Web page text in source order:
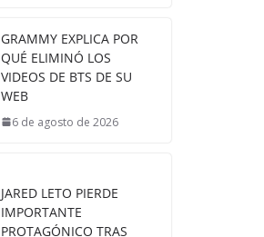
GRAMMY EXPLICA POR
QUÉ ELIMINÓ LOS
VIDEOS DE BTS DE SU
WEB
6 de agosto de 2026
JARED LETO PIERDE
IMPORTANTE
PROTAGÓNICO TRAS